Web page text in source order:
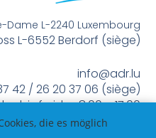
Dame L-2240 Luxembourg
L-6552 Berdorf (siège)
info@adr.lu
42 / 26 20 37 06 (siège)
bis freides 8:00 – 17:00
die es möglich